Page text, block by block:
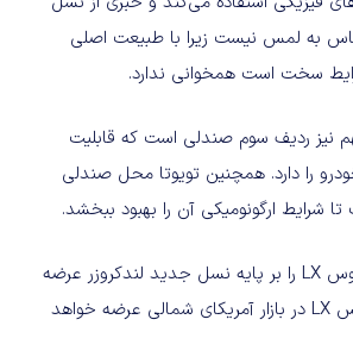
به لمس نیست زیرا با طبیعت اصلی
سخت است همخوانی ندارد.
نیز ردیف سوم صندلی است که قابلیت
را دارد. همچنین تویوتا محل صندلی
تا شرایط ارگونومیکی آن را بهبود ببخشد.
تویوتا یک مدل از لکسوس LX را بر پایه نسل جدید لندکروزر عرضه
خواهد کرد. مدل لکسوس LX در بازار آمریکای شمالی عرضه خواهد